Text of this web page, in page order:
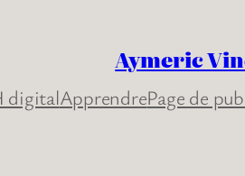
Aymeric
digitalApprendrePage de